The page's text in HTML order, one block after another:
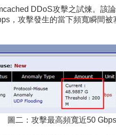
DDoS攻擊之試煉。該
，攻擊發生的當下頻寬瞬間
圖二：攻擊最高頻寬近50 Gbps